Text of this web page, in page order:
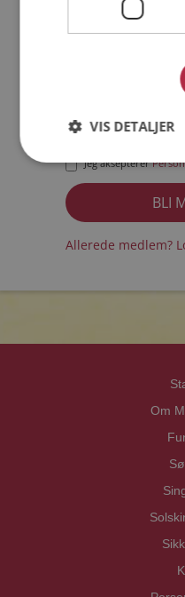
Jeg aksepterer
Allerede medlem?
Om
VIS DETALJER